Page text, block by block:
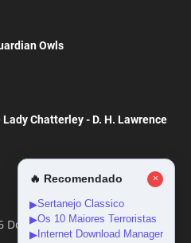
Owls
Lady Chatterley - D. H. Lawrence
DownloadGeral
🔥 Recomendado ×
▶Sertanejo Classico
▶Os 10 Maiores Terroristas
▶ Internet Download Manager